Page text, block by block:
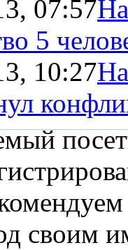
07:57
5
10:27
своим